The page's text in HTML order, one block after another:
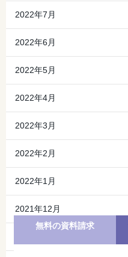
2022年7月
2022年6月
2022年5月
2022年4月
2022年3月
2022年2月
2022年1月
2021年12月
無料の資料請求